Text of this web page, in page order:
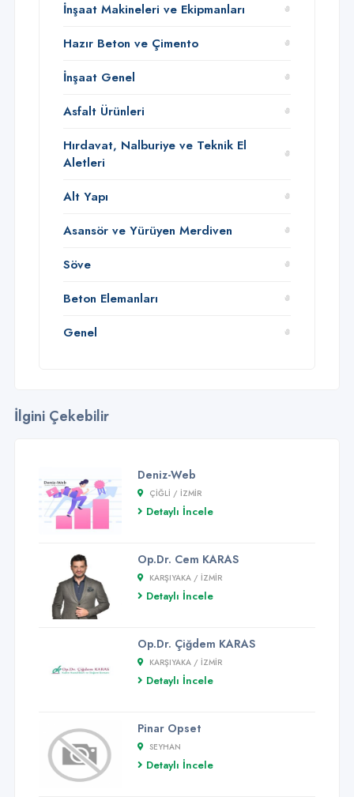
İnşaat Makineleri ve Ekipmanları
Hazır Beton ve Çimento
İnşaat Genel
Asfalt Ürünleri
Hırdavat, Nalburiye ve Teknik El
Aletleri
Alt Yapı
Asansör ve Yürüyen Merdiven
Söve
Beton Elemanları
Genel
İlgini Çekebilir
Deniz-Web
ÇIĞLI / İZMİR
Detaylı İncele
Op.Dr. Cem KARAS
KARŞIYAKA / İZMİR
Detaylı İncele
Op.Dr. Çiğdem KARAS
KARŞIYAKA / İZMİR
Detaylı İncele
Pinar Opset
SEYHAN
Detaylı İncele